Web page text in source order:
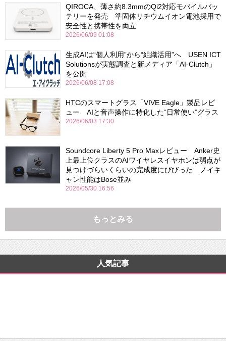
QIROCA、薄さ約8.3mmのQi2対応モバイルバッ
テリーを発売 準固体リチウムイオン電池採用で
安全性と携帯性を両立
2026/06/09 01:08
生成AIは“個人利用”から“組織活用”へ USEN ICT
Solutionsが実態調査と新メディア「AI-Clutch」
を公開
2026/06/08 17:08
HTCのスマートグラス「VIVE Eagle」製品レビ
ュー AIと音声操作に特化した“日常使い”グラス
2026/06/03 17:30
Soundcore Liberty 5 Pro Maxレビュー Anker史
上最上位クラスのAIワイヤレスイヤホンは弱点が
見つけづらいくらいの完成度にびびった ノイキ
ャン性能はBose並み
2026/05/30 16:56
もっとみる
人気記事